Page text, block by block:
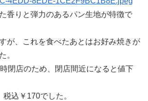
香りと弾力のあるパン生地が特徴で
が、これを食べたあとはお好み焼きが
。
閉店のため、閉店間近になると値下
込￥170でした。